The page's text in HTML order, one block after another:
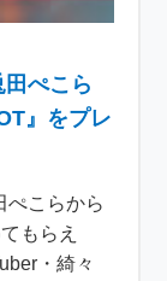
ぺこら
』をプレ
ぺこらから
もらえ
・綺々